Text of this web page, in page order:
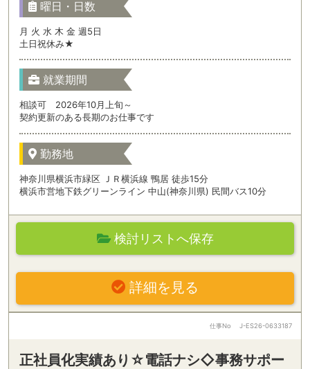
曜日・日数
月 火 水 木 金 週5日
土日祝休み★
就業期間
相談可 2026年10月上旬～
契約更新のある長期のお仕事です
勤務地
神奈川県横浜市緑区 ＪＲ横浜線 鴨居 徒歩15分
横浜市営地下鉄グリーンライン 中山(神奈川県) 民間バス10分
検討リストへ保存
詳細を見る
仕事No J-ES26-0633187
正社員化実績あり☆電話ナシ◇事務サポー